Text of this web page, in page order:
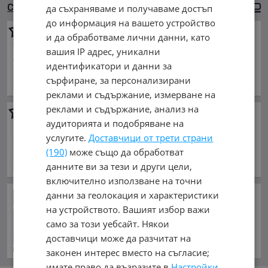
Сортиране Големи снимки
Спойлер за Мерцедес С клас
20 €
39.12 лв.
обл. Враца, гр. Козлодуй
Кора за багажник
20 €
39.12 лв.
обл. Враца, гр. Козлодуй
Кой иска вечна война в
Близкия изток?
преди 15 часа и 51 минути
да съхраняваме и получаваме достъп
до информация на вашето устройство
и да обработваме лични данни, като
вашия IP адрес, уникални
идентификатори и данни за
сърфиране, за персонализирани
реклами и съдържание, измерване на
реклами и съдържание, анализ на
аудиторията и подобряване на
услугите.Доставчици от трети страни
(190) може също да обработват
данните ви за тези и други цели,
включително използване на точни
данни за геолокация и характеристики
на устройството. Вашият избор важи
само за този уебсайт. Някои
доставчици може да разчитат на
законен интерес вместо на съгласие;